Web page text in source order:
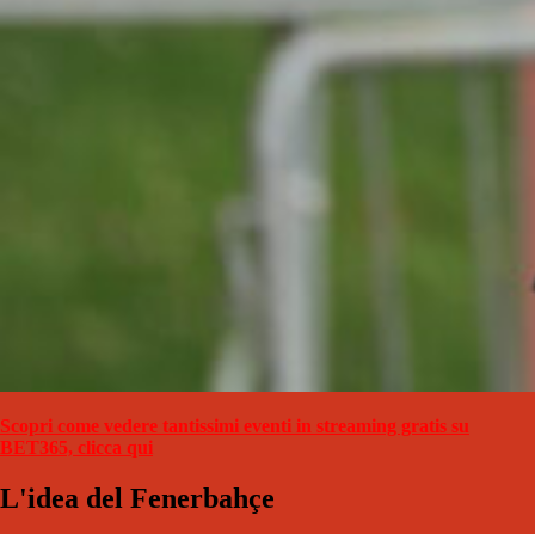
Scopri come vedere tantissimi eventi in streaming gratis su
BET365, clicca qui
L'idea del Fenerbahçe